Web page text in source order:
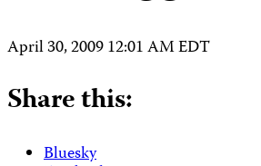
April 30, 2009 12:01 AM EDT
Share this:
Bluesky